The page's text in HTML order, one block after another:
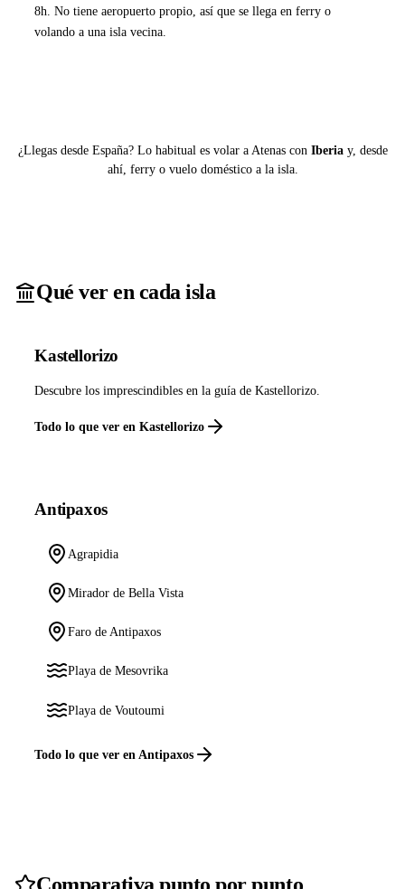
8h. No tiene aeropuerto propio, así que se llega en ferry o
volando a una isla vecina.
¿Llegas desde España? Lo habitual es volar a Atenas con Iberiay, desde
ahí, ferry o vuelo doméstico a la isla.
Qué ver en cada isla
Kastellorizo
Descubre los imprescindibles en la guía de Kastellorizo.
Todo lo que ver en Kastellorizo
Antipaxos
Agrapidia
Mirador de Bella Vista
Faro de Antipaxos
Playa de Mesovrika
Playa de Voutoumi
Todo lo que ver en Antipaxos
Comparativa punto por punto